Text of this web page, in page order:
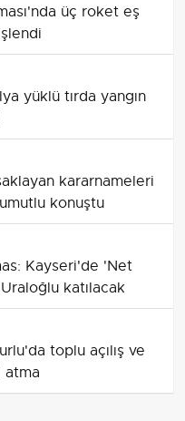
üç roket eş
yüklü tırda yangın
kararnameleri
konuştu
Kayseri'de 'Net
katılacak
toplu açılış ve
atma